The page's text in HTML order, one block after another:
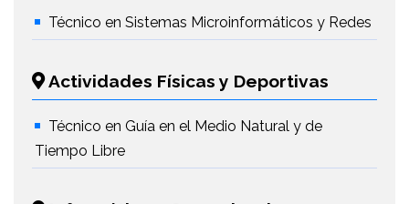
Técnico en Sistemas Microinformáticos y Redes
Actividades Físicas y Deportivas
Técnico en Guía en el Medio Natural y de
Tiempo Libre